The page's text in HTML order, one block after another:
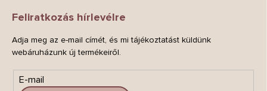
Feliratkozás hírlevélre
Adja meg az e-mail címét, és mi tájékoztatást küldünk
webáruházunk új termékeiről.
E-mail